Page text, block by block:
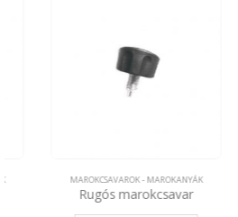
MAROKCSAVAROK - MAROKANYÁK
Rugós marokcsavar